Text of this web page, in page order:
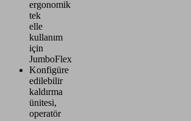
ergonomik
tek
elle
kullanım
için
JumboFlex
Konfigüre
edilebilir
kaldırma
ünitesi,
operatör